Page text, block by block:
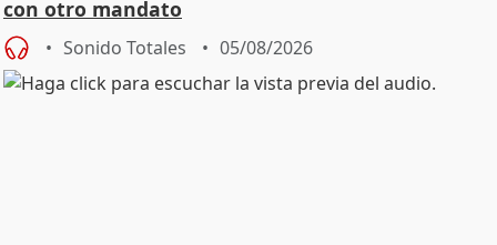
con otro mandato
Sonido Totales 05/08/2026